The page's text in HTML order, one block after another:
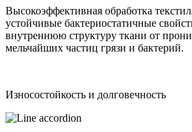
Высокоэффективная обработка
устойчивые бактериостатичные
внутреннюю структуру ткани от
мельчайших частиц грязи и бактерий.
Износостойкость и долговечность